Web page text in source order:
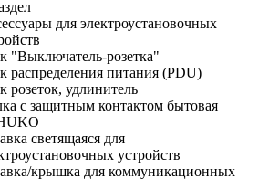
для электроустановочных
"Выключатель-розетка"
распределения питания (PDU)
розеток, удлинитель
с защитным контактом бытовая
светящаяся для
устройств
крышка для коммуникационных